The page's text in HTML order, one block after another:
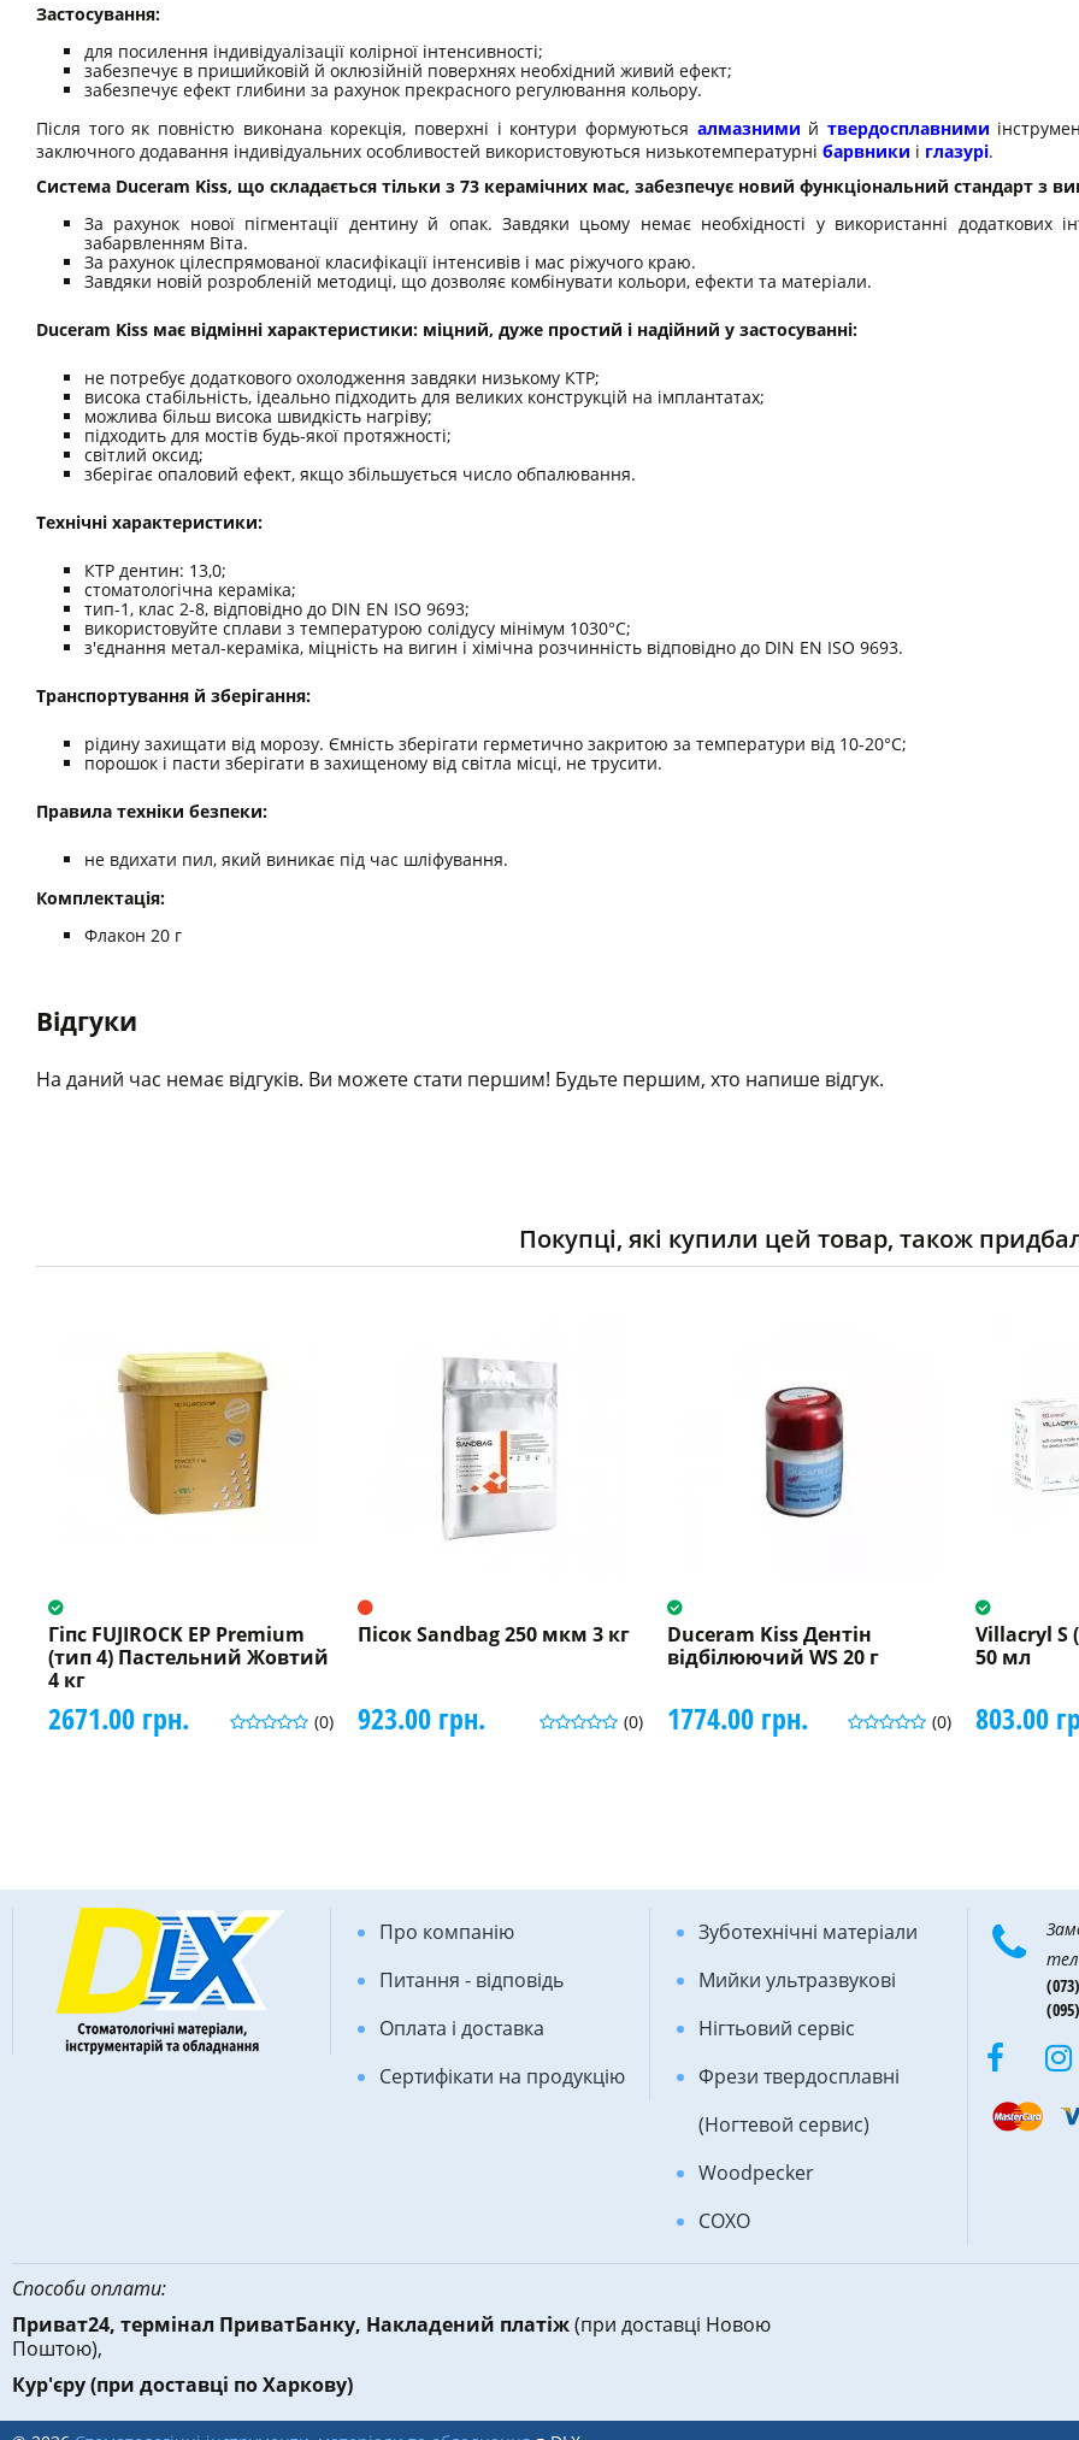
Застосування:
для посилення індивідуалізації колірної інтенсивності;
забезпечує в пришийковій й оклюзійній поверхнях необхідний живий ефект;
забезпечує ефект глибини за рахунок прекрасного регулювання кольору.
Після того як повністю виконана корекція, поверхні і контури формуються алмазними й твердосплавними
заключного додавання індивідуальних особливостей використовуються низькотемпературні барвники і глазурі.
Система Duceram Kiss, що складається тільки з 73 керамічних мас, забезпечує новий функціональний стандарт з
За рахунок нової пігментації дентину й опак. Завдяки цьому немає необхідності у використанні додаткових
забарвленням Віта.
За рахунок цілеспрямованої класифікації інтенсивів і мас ріжучого краю.
Завдяки новій розробленій методиці, що дозволяє комбінувати кольори, ефекти та матеріали.
Duceram Kiss має відмінні характеристики: міцний, дуже простий і надійний у застосуванні:
не потребує додаткового охолодження завдяки низькому КТР;
висока стабільність, ідеально підходить для великих конструкцій на імплантатах;
можлива більш висока швидкість нагріву;
підходить для мостів будь-якої протяжності;
світлий оксид;
зберігає опаловий ефект, якщо збільшується число обпалювання.
Технічні характеристики:
КТР дентин: 13,0;
стоматологічна кераміка;
тип-1, клас 2-8, відповідно до DIN EN ISO 9693;
використовуйте сплави з температурою солідусу мінімум 1030°С;
з'єднання метал-кераміка, міцність на вигин і хімічна розчинність відповідно до DIN EN ISO 9693.
Транспортування й зберігання:
рідину захищати від морозу. Ємність зберігати герметично закритою за температури від 10-20°С;
порошок і пасти зберігати в захищеному від світла місці, не трусити.
Правила техніки безпеки:
не вдихати пил, який виникає під час шліфування.
Комплектація:
Флакон 20 г
Відгуки
На даний час немає відгуків. Ви можете стати першим! Будьте першим, хто напише відгук.
Покупці, які купили цей товар, також
Гіпс FUJIROCK EP Premium
(тип 4) Пастельний Жовтий
4 кг
(0)
2671.00 грн.
Пісок Sandbag 250 мкм 3 кг
(0)
923.00 грн.
Duceram Kiss Дентін
відбілюючий WS 20 г
(0)
1774.00 грн.
Villacryl S
50 мл
803.00
Про компанію
Питання - відповідь
Оплата і доставка
Сертифікати на продукцію
Зуботехнічні матеріали
Мийки ультразвукові
Нігтьовий сервіс
Фрези твердосплавні
(Ногтевой сервис)
Woodpecker
COXO
Способи оплати:
Приват24, термінал ПриватБанку, Накладений платіж(при доставці Новою
Поштою),
Кур'єру(при доставці по Харкову)